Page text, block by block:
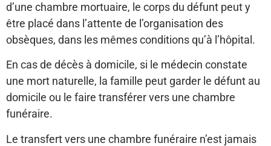
d’une chambre mortuaire, le corps du défunt peut y
être placé dans l’attente de l’organisation des
obsèques, dans les mêmes conditions qu’à l’hôpital.
En cas de décès à domicile, si le médecin constate
une mort naturelle, la famille peut garder le défunt au
domicile ou le faire transférer vers une chambre
funéraire.
Le transfert vers une chambre funéraire n’est jamais